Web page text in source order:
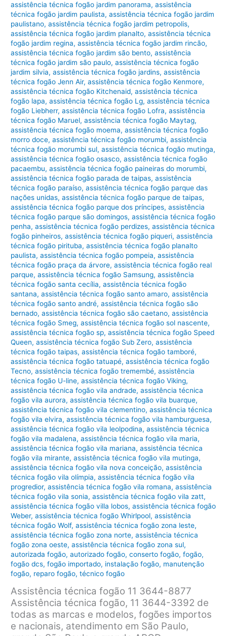
assistência técnica fogão jardim panorama,assistência
técnica fogão jardim paulista,assistência técnica fogão jardim
paulistano,assistência técnica fogão jardim petropolis,
assistência técnica fogão jardim planalto,assistência técnica
fogão jardim regina,assistência técnica fogão jardim rincão,
assistência técnica fogão jardim são bento,assistência
técnica fogão jardim são paulo,assistência técnica fogão
jardim silvia,assistência técnica fogão jardins,assistência
técnica fogão Jenn Air,assistência técnica fogão Kenmore,
assistência técnica fogão Kitchenaid,assistência técnica
fogão lapa,assistência técnica fogão Lg,assistência técnica
fogão Liebherr,assistência técnica fogão Lofra,assistência
técnica fogão Maruel,assistência técnica fogão Maytag,
assistência técnica fogão moema,assistência técnica fogão
morro doce,assistência técnica fogão morumbi,assistência
técnica fogão morumbi sul,assistência técnica fogão mutinga,
assistência técnica fogão osasco,assistência técnica fogão
pacaembu,assistência técnica fogão paineiras do morumbi,
assistência técnica fogão parada de taipas,assistência
técnica fogão paraíso,assistência técnica fogão parque das
nações unidas,assistência técnica fogão parque de taipas,
assistência técnica fogão parque dos príncipes,assistência
técnica fogão parque são domingos,assistência técnica fogão
penha,assistência técnica fogão perdizes,assistência técnica
fogão pinheiros,assistência técnica fogão piqueri,assistência
técnica fogão pirituba,assistência técnica fogão planalto
paulista,assistência técnica fogão pompeia,assistência
técnica fogão praça da árvore,assistência técnica fogão real
parque,assistência técnica fogão Samsung,assistência
técnica fogão santa cecília,assistência técnica fogão
santana,assistência técnica fogão santo amaro,assistência
técnica fogão santo andré,assistência técnica fogão são
bernado,assistência técnica fogão são caetano,assistência
técnica fogão Smeg,assistência técnica fogão sol nascente,
assistência técnica fogão sp,assistência técnica fogão Speed
Queen,assistência técnica fogão Sub Zero,assistência
técnica fogão taipas,assistência técnica fogão tamboré,
assistência técnica fogão tatuapé,assistência técnica fogão
Tecno,assistência técnica fogão tremembé,assistência
técnica fogão U-line,assistência técnica fogão Viking,
assistência técnica fogão vila andrade,assistência técnica
fogão vila aurora,assistência técnica fogão vila buarque,
assistência técnica fogão vila clementino,assistência técnica
fogão vila elvira,assistência técnica fogão vila hamburguesa,
assistência técnica fogão vila leolpodina,assistência técnica
fogão vila madalena,assistência técnica fogão vila maria,
assistência técnica fogão vila mariana,assistência técnica
fogão vila mirante,assistência técnica fogão vila mutinga,
assistência técnica fogão vila nova conceição,assistência
técnica fogão vila olímpia,assistência técnica fogão vila
progredior,assistência técnica fogão vila romana,assistência
técnica fogão vila sonia,assistência técnica fogão vila zatt,
assistência técnica fogão villa lobos,assistência técnica fogão
Weber,assistência técnica fogão Whirlpool,assistência
técnica fogão Wolf,assistência técnica fogão zona leste,
assistência técnica fogão zona norte,assistência técnica
fogão zona oeste,assistência técnica fogão zona sul,
autorizada fogão,autorizado fogão,conserto fogão,fogão,
fogão dcs,fogão importado, instalação fogão, manutenção
fogão, reparo fogão,técnico fogão
Assistência técnica fogão 11 3644-8877
Assistência técnica fogão, 11 3644-3392 de
todas as marcas e modelos, fogões importos
e nacionais, atendimento em São Paulo,